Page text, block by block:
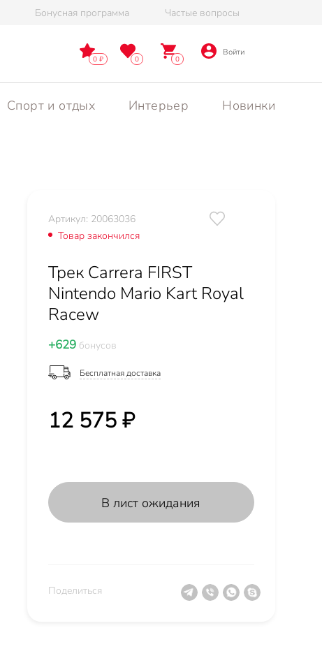
Бонусная программа Частые вопросы
0 0 0
Войти
Спорт и отдых Интерьер Новинки
Артикул: 20063036
Товар закончился
Трек Carrera FIRST
Nintendo Mario Kart Royal
Racew
+629бонусов
Бесплатная доставка
12 575 ₽
В лист ожидания
Поделиться